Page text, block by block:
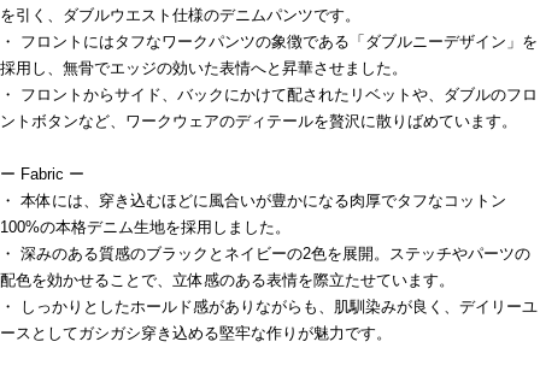
を引く、ダブルウエスト仕様のデニムパンツです。
・ フロントにはタフなワークパンツの象徴である「ダブルニーデザイン」を
採用し、無骨でエッジの効いた表情へと昇華させました。
・ フロントからサイド、バックにかけて配されたリベットや、ダブルのフロ
ントボタンなど、ワークウェアのディテールを贅沢に散りばめています。
ー Fabric ー
・ 本体には、穿き込むほどに風合いが豊かになる肉厚でタフなコットン
100%の本格デニム生地を採用しました。
・ 深みのある質感のブラックとネイビーの2色を展開。ステッチやパーツの
配色を効かせることで、立体感のある表情を際立たせています。
・ しっかりとしたホールド感がありながらも、肌馴染みが良く、デイリーユ
ースとしてガシガシ穿き込める堅牢な作りが魅力です。